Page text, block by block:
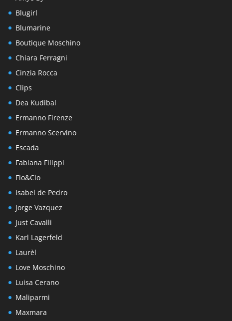
Blugirl
Blumarine
Boutique Moschino
Chiara Ferragni
Cinzia Rocca
Clips
Dea Kudibal
Ermanno Firenze
Ermanno Scervino
Escada
Fabiana Filippi
Flo&Clo
Isabel de Pedro
Jorge Vazquez
Just Cavalli
Karl Lagerfeld
Laurèl
Love Moschino
Luisa Cerano
Maliparmi
Maxmara